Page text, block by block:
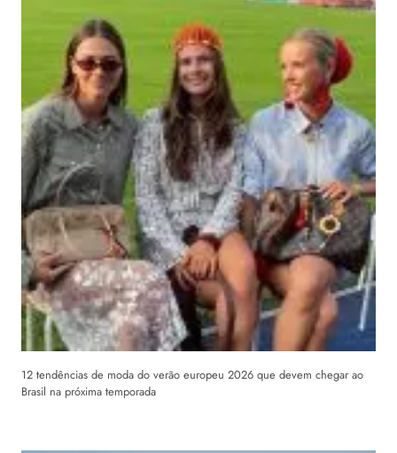
12 tendências de moda do verão europeu 2026 que devem chegar ao
Brasil na próxima temporada